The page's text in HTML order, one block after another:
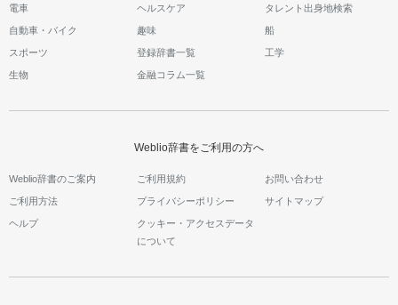
電車 ヘルスケア タレント出身地検索
自動車・バイク 趣味 船
スポーツ 登録辞書一覧 工学
生物 金融コラム一覧
Weblio辞書をご利用の方へ
Weblio辞書のご案内 ご利用規約 お問い合わせ
ご利用方法 プライバシーポリシー サイトマップ
ヘルプ
クッキー・アクセスデータ
について